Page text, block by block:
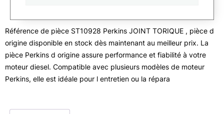
Référence de pièce ST10928 Perkins JOINT TORIQUE , pièce d
origine disponible en stock dès maintenant au meilleur prix. La
pièce Perkins d origine assure performance et fiabilité à votre
moteur diesel. Compatible avec plusieurs modèles de moteur
Perkins, elle est idéale pour l entretien ou la répara